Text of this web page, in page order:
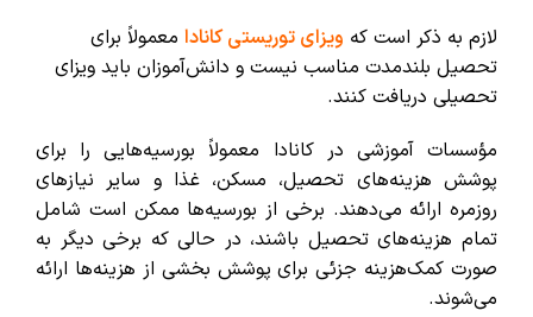
لازم به ذکر است که ویزای توریستی کانادا معمولاً برای
تحصیل بلندمدت مناسب نیست و دانش‌آموزان باید ویزای
تحصیلی دریافت کنند.
مؤسسات آموزشی در کانادا معمولاً بورسیه‌هایی را برای
پوشش هزینه‌های تحصیل، مسکن، غذا و سایر نیازهای
روزمره ارائه می‌دهند. برخی از بورسیه‌ها ممکن است شامل
تمام هزینه‌های تحصیل باشند، در حالی که برخی دیگر به
صورت کمک‌هزینه جزئی برای پوشش بخشی از هزینه‌ها ارائه
می‌شوند.